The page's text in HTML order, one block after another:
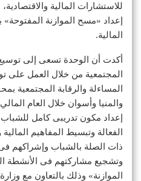
للاستشارات المالية
إعداد «مسح الموازنة
المالية.
أكدت أن الوحدة تسعى إلى توسيع
المجتمعية من خلال العمل على
المساءلة والرقابة
إعداد مكون تدريبى كامل
الفعالة وتبسيط المفاهيم
ذات الصلة بالشباب وإشراكهم فى
وتشجيع مشاركتهم فى الأنشطة
الموازنة» وذلك بالتعاون مع